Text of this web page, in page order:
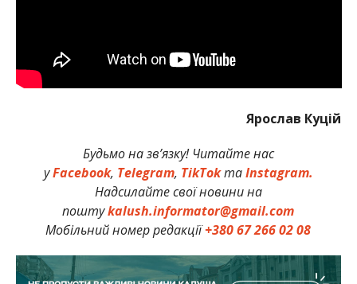
Ярослав Куцій
Будьмо на зв’язку! Читайте нас
уFacebook, Telegram, TikTokтаInstagram.
Надсилайте свої новини на
поштуkalush.informator@gmail.com
Мобільний номер редакції+380 67 266 02 08